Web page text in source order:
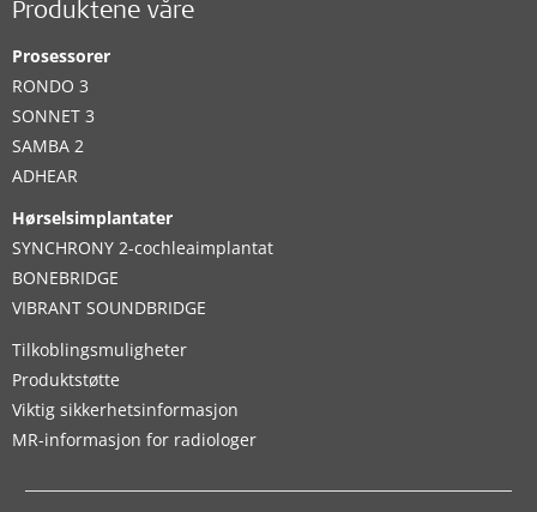
Produktene våre
Prosessorer
RONDO 3
SONNET 3
SAMBA 2
ADHEAR
Hørselsimplantater
SYNCHRONY 2-cochleaimplantat
BONEBRIDGE
VIBRANT SOUNDBRIDGE
Tilkoblingsmuligheter
Produktstøtte
Viktig sikkerhetsinformasjon
MR-informasjon for radiologer